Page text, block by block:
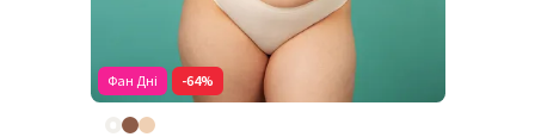
Фан Дні -64%